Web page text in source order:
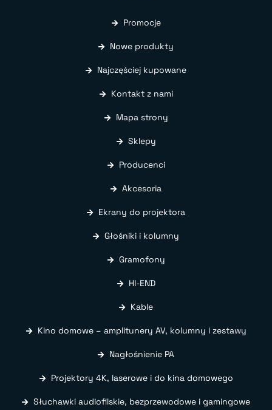
Promocje
Nowe produkty
Najczęściej kupowane
Kontakt z nami
Mapa strony
Sklepy
Producenci
Akcesoria
Ekrany do projektora
Głośniki i kolumny
Gramofony
HI-END
Kable
Kino domowe – amplitunery AV, kolumny i zestawy
Nagłośnienie PA
Projektory 4K, laserowe i do kina domowego
Słuchawki audiofilskie, bezprzewodowe i gamingowe